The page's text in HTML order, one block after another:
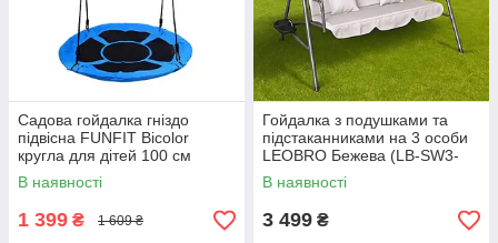
Садова гойдалка гніздо
підвісна FUNFIT Bicolor
кругла для дітей 100 см
В наявності
1 399 ₴ 1 609 ₴
Гойдалка з подушками та
підстаканниками на 3 особи
LEOBRO Бежева (LB-SW3-
D2-BEI)
В наявності
3 499 ₴